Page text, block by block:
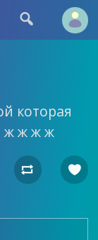

которая
ж ж ж ж
 